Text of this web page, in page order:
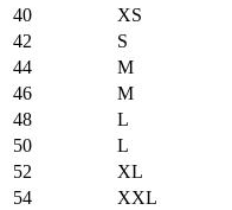
40
XS
42
S
44
M
46
M
48
L
50
L
52
XL
54
XXL